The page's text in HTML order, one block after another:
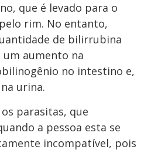
que é levado para o
rim. No entanto,
de bilirrubina
aumento na
no intestino e,
urina.
parasitas, que
a pessoa esta se
incompatível, pois